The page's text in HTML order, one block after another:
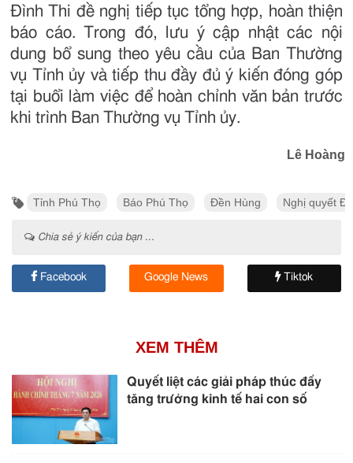
Đình Thi đề nghị tiếp tục tổng hợp, hoàn thiện
báo cáo. Trong đó, lưu ý cập nhật các nội
dung bổ sung theo yêu cầu của Ban Thường
vụ Tỉnh ủy và tiếp thu đầy đủ ý kiến đóng góp
tại buổi làm việc để hoàn chỉnh văn bản trước
khi trình Ban Thường vụ Tỉnh ủy.
Lê Hoàng
Tỉnh Phú Thọ Báo Phú Thọ Đền Hùng Nghị quyết
Chia sẻ ý kiến của bạn ...
Facebook Google News Tiktok
XEM THÊM
Quyết liệt các giải pháp thúc đẩy
tăng trưởng kinh tế hai con số